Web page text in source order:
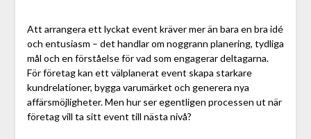
Att arrangera ett lyckat event kräver mer än bara en bra idé
och entusiasm – det handlar om noggrann planering, tydliga
mål och en förståelse för vad som engagerar deltagarna.
För företag kan ett välplanerat event skapa starkare
kundrelationer, bygga varumärket och generera nya
affärsmöjligheter. Men hur ser egentligen processen ut när
företag vill ta sitt event till nästa nivå?